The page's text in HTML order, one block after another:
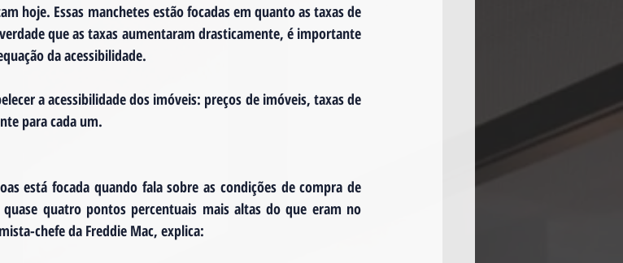
hoje. Essas manchetes estão focadas em quanto as taxas de
que as taxas aumentaram drasticamente, é importante
da acessibilidade.
a acessibilidade dos imóveis: preços de imóveis, taxas de
para cada um.
está focada quando fala sobre as condições de compra de
quatro pontos percentuais mais altas do que eram no
chefe da Freddie Mac, explica: